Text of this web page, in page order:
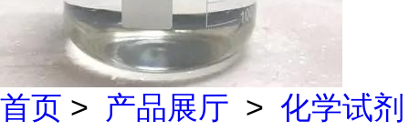
首页 > 产品展厅 > 化学试剂